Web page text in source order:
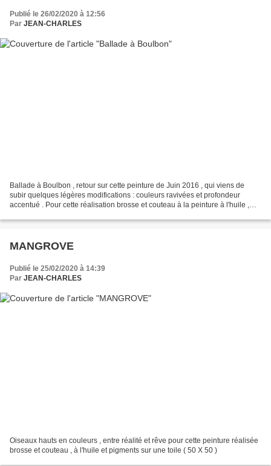
Publié le 26/02/2020 à 12:56
Par JEAN-CHARLES
Ballade à Boulbon , retour sur cette peinture de Juin 2016 , qui viens de
subir quelques légères modifications : couleurs ravivées et profondeur
accentué . Pour cette réalisation brosse et couteau à la peinture à l'huile ,
MANGROVE
Publié le 25/02/2020 à 14:39
Par JEAN-CHARLES
Oiseaux hauts en couleurs , entre réalité et rêve pour cette peinture réalisée
brosse et couteau , à l'huile et pigments sur une toile ( 50 X 50 )